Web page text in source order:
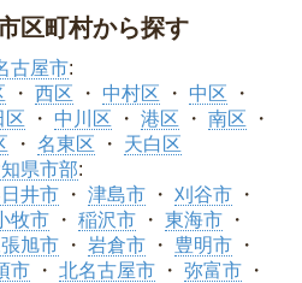
区町村から探す
古屋市:
西区 中村区
中区
区 中川区 港区
南区
名東区
天白区
県市部:
井市 津島市
刈谷市
牧市 稲沢市
東海市
旭市 岩倉市
豊明市
市 北名古屋市
弥富市